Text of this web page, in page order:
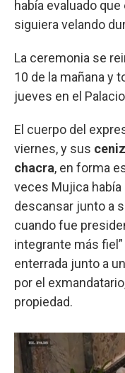
había evaluado
siguiera velando
La ceremonia se
10 de la mañana y
jueves en el
El cuerpo del
viernes, y sus
chacra, en forma
veces Mujica
descansar junto a
cuando fue
integrante más
enterrada junto a
por el
propiedad.